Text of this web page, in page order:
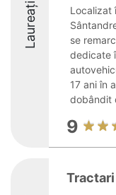
Laureați
Localizat
se
dedicate
17 ani în
dobândit
9